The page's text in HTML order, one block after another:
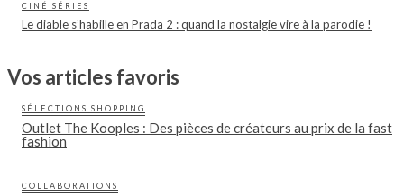
CINÉ SÉRIES
Le diable s’habille en Prada 2 : quand la nostalgie vire à la parodie !
Vos articles favoris
SÉLECTIONS SHOPPING
Outlet The Kooples : Des pièces de créateurs au prix de la fast
fashion
COLLABORATIONS